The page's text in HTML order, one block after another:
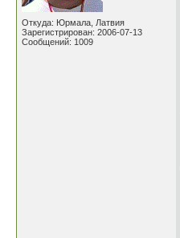
Откуда: Юрмала, Латвия
Зарегистрирован: 2006-07-13
Сообщений: 1009